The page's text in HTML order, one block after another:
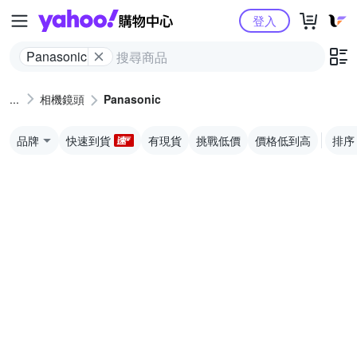
Yahoo購物中心
Panasonic
登入
相機鏡頭 Panasonic
品牌 快速到貨 有現貨 挑戰低價 價格低到高 排序